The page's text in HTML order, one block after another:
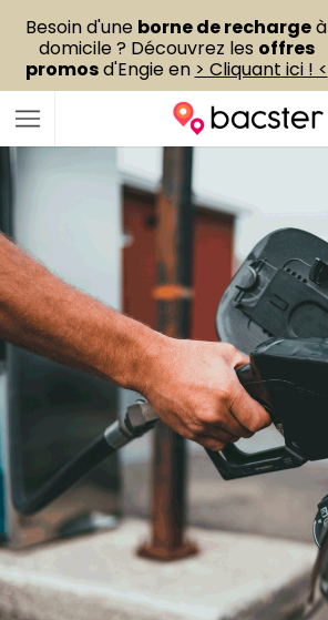
Besoin d'une borne de rechargeà
domicile ? Découvrez les offres
promosd'Engie en > Cliquant ici ! <